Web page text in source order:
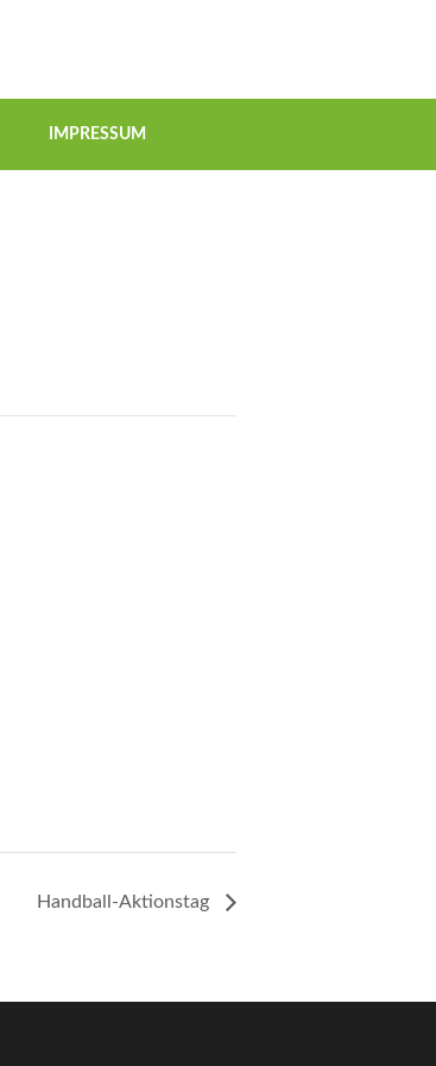
IMPRESSUM
Handball-Aktionstag